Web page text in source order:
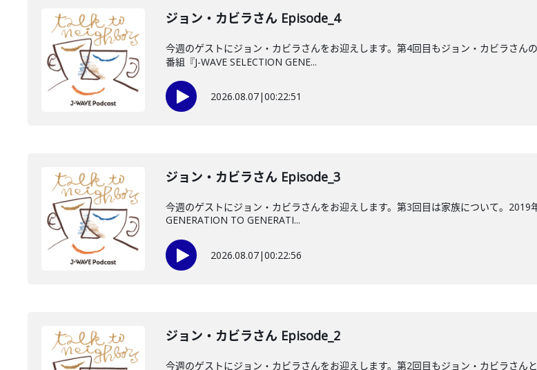
ジョン・カビラさん Episode_4
今週のゲストにジョン・カビラさんをお迎えします。第4回目もジョン・カビラさ
番組『J-WAVE SELECTION GENE...
2026.08.07|00:22:51
ジョン・カビラさん Episode_3
今週のゲストにジョン・カビラさんをお迎えします。第3回目は家族について。2019
GENERATION TO GENERATI...
2026.08.07|00:22:56
ジョン・カビラさん Episode_2
今週のゲストにジョン・カビラさんをお迎えします。第2回目もジョン・カビラさん